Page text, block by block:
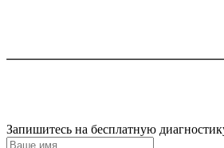
Запишитесь на бесплатную